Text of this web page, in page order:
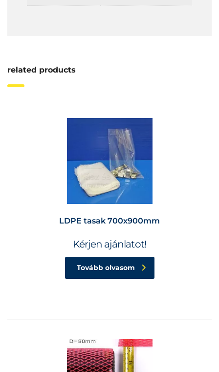
related products
LDPE tasak 700x900mm
Kérjen ajánlatot!
Tovább olvasom